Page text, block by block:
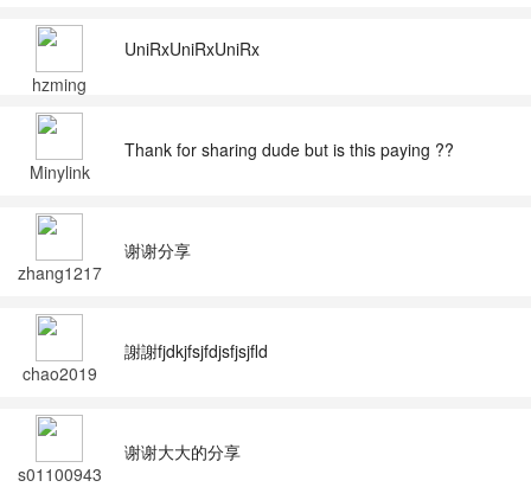
hzming
UniRxUniRxUniRx
Minylink
Thank for sharing dude but is this paying ??
zhang1217
谢谢分享
chao2019
謝謝fjdkjfsjfdjsfjsjfld
s01100943
谢谢大大的分享